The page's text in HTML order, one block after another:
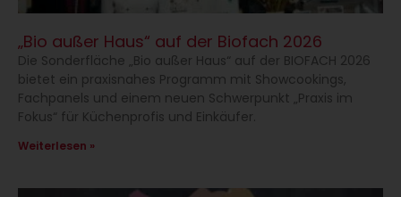
„Bio außer Haus“ auf der Biofach 2026
Die Sonderfläche „Bio außer Haus“ auf der BIOFACH 2026
bietet ein praxisnahes Programm mit Showcookings,
Fachpanels und einem neuen Schwerpunkt „Praxis im
Fokus“ für Küchenprofis und Einkäufer.
Weiterlesen »